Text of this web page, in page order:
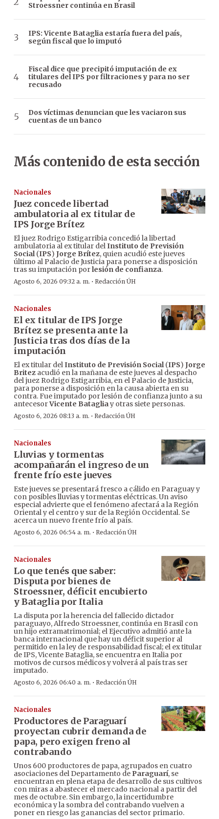
Stroessner continúa en Brasil
IPS: Vicente Bataglia estaría fuera del país,
según fiscal que lo imputó
Fiscal dice que precipitó imputación de ex
titulares del IPS por filtraciones y para no ser
recusado
Dos víctimas denuncian que les vaciaron sus
cuentas de un banco
Más contenido de esta sección
Nacionales
Juez concede libertad
ambulatoria al ex titular de
IPS Jorge Brítez
El juez Rodrigo Estigarribia concedió la libertad
ambulatoria al ex titular delInstituto de Previsión
Social(IPS) Jorge Brítez, quien acudió este jueves
último al Palacio de Justicia para ponerse a disposición
tras su imputación porlesión de confianza.
Agosto 6, 2026 09:32 a. m. · Redacción ÚH
Nacionales
El ex titular de IPS Jorge
Brítez se presenta ante la
Justicia tras dos días de la
imputación
El ex titular delInstituto de Previsión Social(IPS) Jorge
Britez acudió en la mañana de este jueves al despacho
del juez Rodrigo Estigarribia, en el Palacio de Justicia,
para ponerse a disposición en la causa abierta en su
contra. Fue imputado por lesión de confianza junto a su
antecesorVicente Batagliay otras siete personas.
Agosto 6, 2026 08:13 a. m. · Redacción ÚH
Nacionales
Lluvias y tormentas
acompañarán el ingreso de un
frente frío este jueves
Este jueves se presentará fresco a cálido en Paraguay y
con posibles lluvias y tormentas eléctricas. Un aviso
especial advierte que el fenómeno afectará a la Región
Oriental y el centro y sur de la Región Occidental. Se
acerca un nuevo frente frío al país.
Agosto 6, 2026 06:54 a. m. · Redacción ÚH
Nacionales
Lo que tenés que saber:
Disputa por bienes de
Stroessner, déficit encubierto
y Bataglia por Italia
La disputa por la herencia del fallecido dictador
paraguayo, Alfredo Stroessner, continúa en Brasil con
un hijo extramatrimonial; el Ejecutivo admitió ante la
banca internacional que hay un déficit superior al
permitido en la ley de responsabilidad fiscal; el ex titular
de IPS, Vicente Bataglia, se encuentra en Italia por
motivos de cursos médicos y volverá al país tras ser
imputado.
Agosto 6, 2026 06:40 a. m. · Redacción ÚH
Nacionales
Productores de Paraguarí
proyectan cubrir demanda de
papa, pero exigen freno al
contrabando
Unos 600 productores de papa, agrupados en cuatro
asociaciones del Departamento de Paraguarí, se
encuentran en plena etapa de desarrollo de sus cultivos
con miras a abastecer el mercado nacional a partir del
mes de octubre. Sin embargo, la incertidumbre
económica y la sombra del contrabando vuelven a
poner en riesgo las ganancias del sector primario.